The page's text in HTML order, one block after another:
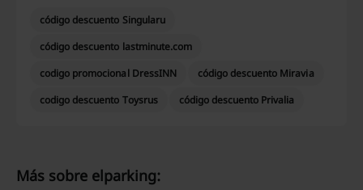
código descuento Singularu
código descuento lastminute.com
codigo promocional DressINN
código descuento Miravia
codigo descuento Toysrus
código descuento Privalia
Más sobre elparking: